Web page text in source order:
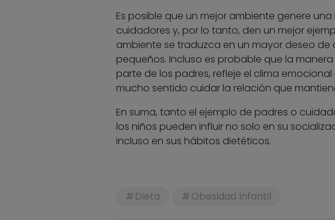
Es posible que un mejor ambiente genere
cuidadores y, por lo tanto, den un mejor
ambiente se traduzca en un mayor deseo
pequeños. Incluso es probable que la
parte de los padres, refleje el clima
mucho sentido cuidar la relación que
En suma, tanto el ejemplo de padres o
los niños pueden influir no solo en su
incluso en sus hábitos dietéticos.
Dieta Obesidad Infantil